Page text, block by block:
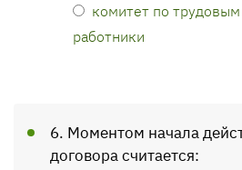
комитет по
работники
6. Моментом начала
договора считается: